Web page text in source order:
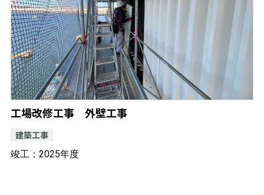
工場改修工事 外壁工事
建築工事
竣工：2025年度